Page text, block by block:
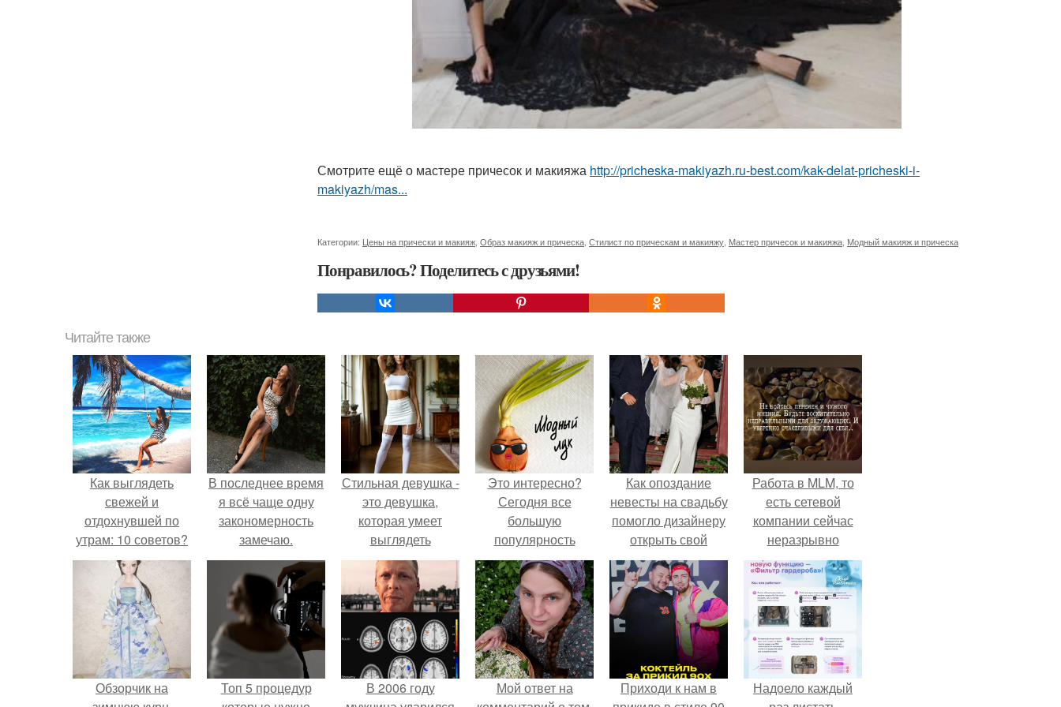
Смотрите ещё о мастере причесок и макияжа http://pricheska-makiyazh.ru-best.com/kak-delat-pricheski-i-
makiyazh/mas...
Категории: Цены на прически и макияж Образ макияж и прическа Стилист по прическам и макияжу Мастер причесок и макияжа Модный макияж и прическа
Понравилось? Поделитесь с друзьями!
Читайте также
Как выглядеть
свежей и
отдохнувшей по
утрам: 10 советов?
В последнее время
я всё чаще одну
закономерность
замечаю.
Стильная девушка -
это девушка,
которая умеет
выглядеть
привлекательно и
элегантно в любои
ситуации.
Это интересно?
Сегодня все
большую
популярность
приобретает новое
слово в мире моды
и стиля - "лук",
которое для многих
остается
непонятным.
Как опоздание
невесты на свадьбу
помогло дизайнеру
открыть свой
бренд.
Работа в MLM, то
есть сетевой
компании сейчас
неразрывно
связана с создание
своего контента,
своей страницы в
соц сетях.
Обзорчик на
Топ 5 процедур
В 2006 году
Мой ответ на
Приходи к нам в
Надоело каждый